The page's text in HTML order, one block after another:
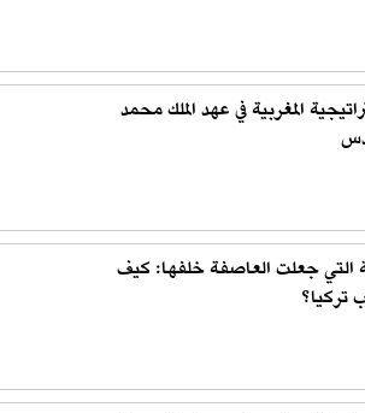
المغربية في عهد الملك محمد
التي جعلت العاصفة خلفها: كيف